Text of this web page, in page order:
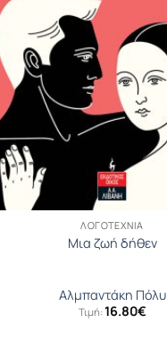
ΛΟΓΟΤΕΧΝΊΑ
Μια ζωή δήθεν
Αλμπαντάκη Πόλυ
Τιμή:16.80€